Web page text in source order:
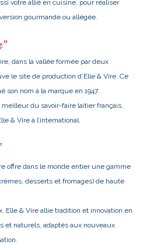
votre allié en cuisine, pour réaliser
gourmande ou allégée.
dans la vallée formée par deux
le site de production d’Elle & Vire. Ce
son nom à la marque en 1947.
du savoir-faire laitier français,
& Vire à l’international.
offre dans le monde entier une gamme
desserts et fromages) de haute
Elle & Vire allie tradition et innovation en
et naturels, adaptés aux nouveaux